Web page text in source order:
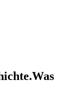
Was